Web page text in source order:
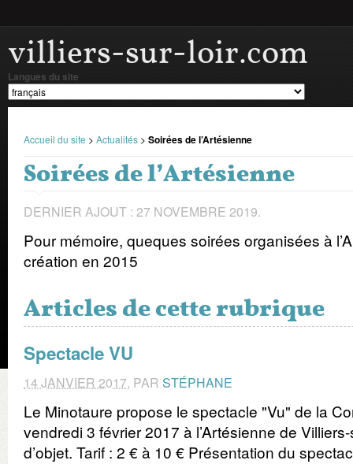
villiers-sur-loir.com
Langues du site
Accueil du site > Actualités > Soirées de l’Artésienne
Soirées de l’Artésienne
DERNIER AJOUT : 27 NOVEMBRE 2019.
Pour mémoire, queques soirées organisées à
création en 2015
Articles de cette rubrique
Spectacle VU
14 JANVIER 2017, PAR STÉPHANE
Le Minotaure propose le spectacle "Vu" de la
vendredi 3 février 2017 à l’Artésienne de
d’objet. Tarif : 2 € à 10 € Présentation du